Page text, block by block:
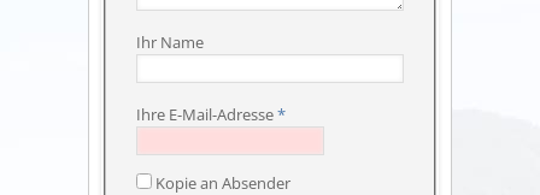
Ihr Name
Ihre E-Mail-Adresse*
Kopie an Absender